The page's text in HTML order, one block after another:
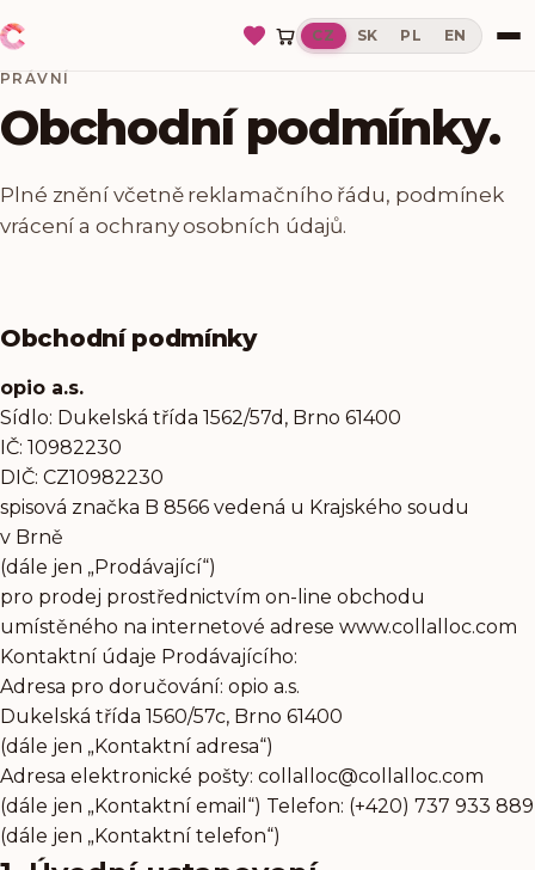
CZ SK PL EN
PRÁVNÍ
Obchodní podmínky.
Plné znění včetně reklamačního řádu, podmínek
vrácení a ochrany osobních údajů.
Obchodní podmínky
opio a.s.
Sídlo: Dukelská třída 1562/​57d, Brno 61400
IČ: 10982230
DIČ: CZ10982230
spisová značka B 8566 vedená u Krajského soudu
v Brně
(dále jen „Prodávající“)
pro prodej prostřednictvím on-line obchodu
umístěného na internetové adrese www.collalloc.com
Kontaktní údaje Prodávajícího:
Adresa pro doručování: opio a.s.
Dukelská třída 1560/​57c, Brno 61400
(dále jen „Kontaktní adresa“)
Adresa elektronické pošty: collalloc@collalloc.com
(dále jen „Kontaktní email“) Telefon: (+420) 737 933 889
(dále jen „Kontaktní telefon“)